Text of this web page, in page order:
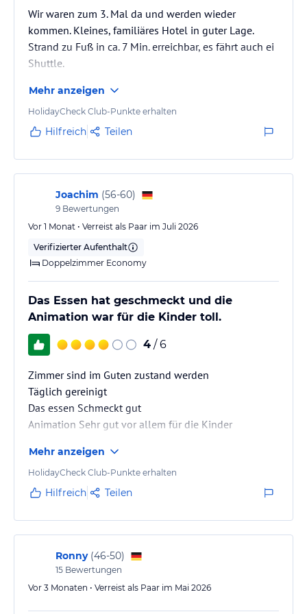
Pool Bar 10:00-24:00 (nach 24:00 Uhr gegen Gebühr)
Strand Bar 10:00-17:00
(Softgetränke und Bier inklusive alle anderen
werden 1 Tag vorher benachrichtigt.
*Unsere Strandbar und Alacart Restaurant ist ab den 01.05
*Personen unter 18 Jahren bekommen keinen Alkohol
ausgeschenkt.
Sport und Unterhaltung
SCHWIMMBÄDER
1 Swimmingpool mit 1 Wasserrutsche (Süßwasser)-300 m ²
1 Kinderbecken (Süßwasser)-15 m ²
1 Hallenbad (Süßwasser, warmes Wasser)-60 m ² - ( nur im Winter
geöffnet)
1 Hallenbad für Kinder (Süßwasser, warmes Wasser)-5 m ² - ( nur
im Winter geöffnet)
*Wasserrutsche zu bestimmte Zeiten geöffnet
Hamam, Sauna, Fitness, Tischtennis, Dart
UNTERHALTUNG (Soft Animation)
Abends soft Animation
Türkische Nacht oder Gala Abend (findet einmal in der Woche
Livemusik oder Bingo (findet einmal in der Woche statt).
Kinder Spielplatz
Mini Club (04-12 Jahre) 6 tage in der Woche an bestimmten Zeiten
Im Restaurant und in den Zimmern sind Kinderstühle und
Wir waren zum 3. Mal da und werden wieder
kommen. Kleines, familiäres Hotel in guter Lage.
Strand zu Fuß in ca. 7 Min. erreichbar, es fährt auch ei
Shuttle.
Mehr anzeigen
HolidayCheck Club-Punkte erhalten
Hilfreich Teilen
Joachim (56-60)
9 Bewertungen
Vor 1 Monat • Verreist als Paar im Juli 2026
Verifizierter Aufenthalt
Doppelzimmer Economy
Das Essen hat geschmeckt und die
Animation war für die Kinder toll.
4 / 6
Zimmer sind im Guten zustand werden
Täglich gereinigt
Das essen Schmeckt gut
Animation Sehr gut vor allem für die Kinder
Mehr anzeigen
HolidayCheck Club-Punkte erhalten
Hilfreich Teilen
Ronny (46-50)
15 Bewertungen
Vor 3 Monaten • Verreist als Paar im Mai 2026